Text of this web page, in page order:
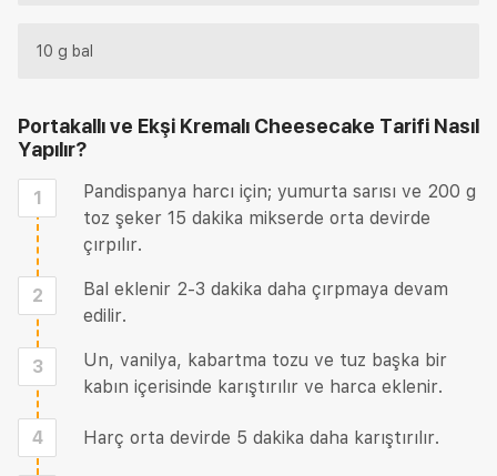
10 g bal
Portakallı ve Ekşi Kremalı Cheesecake Tarifi Nasıl
Yapılır?
1
Pandispanya harcı için; yumurta sarısı ve 200 g
toz şeker 15 dakika mikserde orta devirde
çırpılır.
2
Bal eklenir 2-3 dakika daha çırpmaya devam
edilir.
3
Un, vanilya, kabartma tozu ve tuz başka bir
kabın içerisinde karıştırılır ve harca eklenir.
4 Harç orta devirde 5 dakika daha karıştırılır.